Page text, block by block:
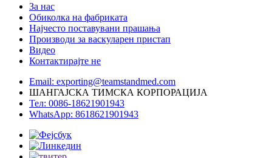
За нас
Обиколка на фабриката
Најчесто поставувани прашања
Производи за васкуларен пристап
Видео
Контактирајте не
Email: exporting@teamstandmed.com
ШАНГАЈСКА ТИМСКА КОРПОРАЦИЈА
Тел: 0086-18621901943
WhatsApp: 8618621901943